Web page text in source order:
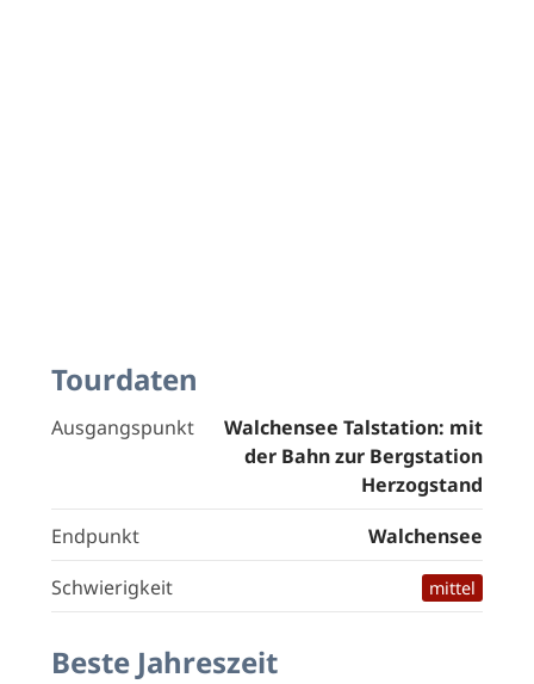
Tourdaten
Ausgangspunkt
Walchensee Talstation: mit
der Bahn zur Bergstation
Herzogstand
Endpunkt
Walchensee
Schwierigkeit
mittel
Beste Jahreszeit